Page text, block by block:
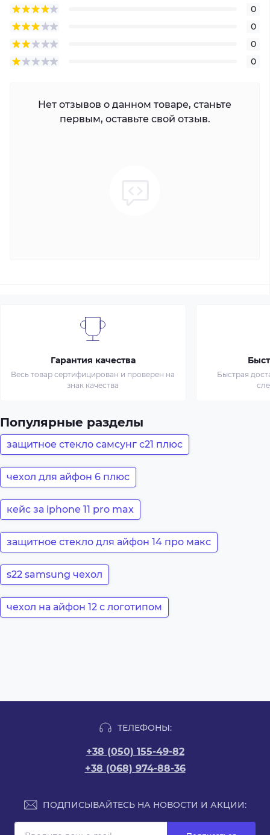
0
0
0
0
Нет отзывов о данном товаре, станьте
первым, оставьте свой отзыв.
Гарантия качества
Весь товар сертифицирован и проверен на
знак качества
Быстрая
Популярные разделы
защитное стекло самсунг с21 плюс
чехол для айфон 6 плюс
кейс за iphone 11 pro max
защитное стекло для айфон 14 про макс
s22 samsung чехол
чехол на айфон 12 с логотипом
ТЕЛЕФОНЫ:
+38 (050) 155-49-82
+38 (068) 974-88-36
ПОДПИСЫВАЙТЕСЬ НА НОВОСТИ И АКЦИИ: